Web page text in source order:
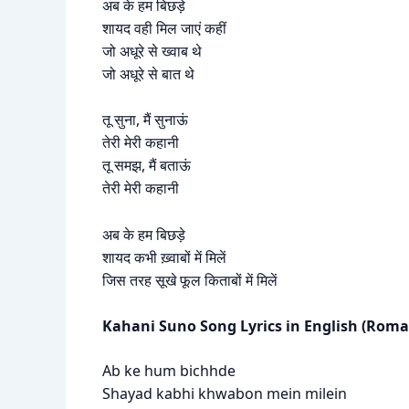
अब के हम बिछड़े
शायद वही मिल जाएं कहीं
जो अधूरे से ख्वाब थे
जो अधूरे से बात थे
तू सुना, मैं सुनाऊं
तेरी मेरी कहानी
तू समझ, मैं बताऊं
तेरी मेरी कहानी
अब के हम बिछड़े
शायद कभी ख़्वाबों में मिलें
जिस तरह सूखे फूल किताबों में मिलें
Kahani Suno Song Lyrics in English
Ab ke hum bichhde
Shayad kabhi khwabon mein milein